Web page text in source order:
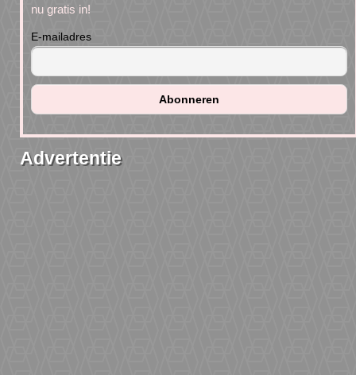
nu gratis in!
E-mailadres
Advertentie